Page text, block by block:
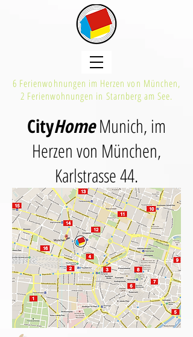
6 Ferienwohnungen im Herzen von München,
2 Ferienwohnungen in Starnberg am See.
CityHomeMunich, im
Herzen von München,
Karlstrasse 44.